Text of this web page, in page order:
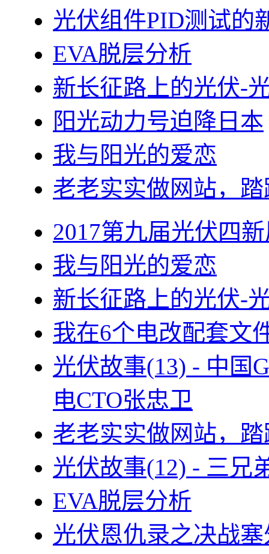
光伏组件PID测试的
EVA脱层分析
新长征路上的光伏-
阳光动力号迫降日本
我与阳光的爱恋
老老实实做网站，
2017第九届光伏四
我与阳光的爱恋
新长征路上的光伏-
我在6个电改配套文
光伏故事(13) - 中国
电CTO张忠卫
老老实实做网站，
光伏故事(12) - 三兄
EVA脱层分析
光伏恩仇录之决战